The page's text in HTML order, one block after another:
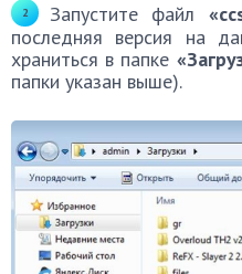
Запустите файл
последняя версия на
храниться в папке
папки указан выше).